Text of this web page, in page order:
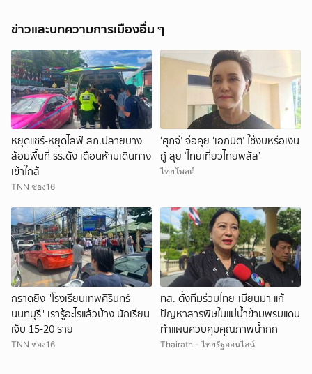
ข่าวและบทความการเมืองอื่น ๆ
หยุดแชร์-หยุดไลฟ์ สภ.ปลายบาง
ล้อมพื้นที่ รร.ดัง เตือนห้ามเดินทาง
เข้าใกล้
TNN ช่อง16
‘ศุภจี’ จ่อคุย ‘เอกนิติ’ ใช้งบหรือเงิน
กู้ ลุย ‘ไทยเที่ยวไทยพลัส’
ไทยโพสต์
กราดยิง "โรงเรียนเทพศิรินทร์
นนทบุรี" เรารู้อะไรแล้วบ้าง นักเรียน
เจ็บ 15-20 ราย
TNN ช่อง16
ทส. ตั้งทีมร่วมไทย-เมียนมา แก้
ปัญหาสารพิษในแม่น้ำข้ามพรมแดน
ทำแผนควบคุมคุณภาพน้ำกก
Thairath - ไทยรัฐออนไลน์